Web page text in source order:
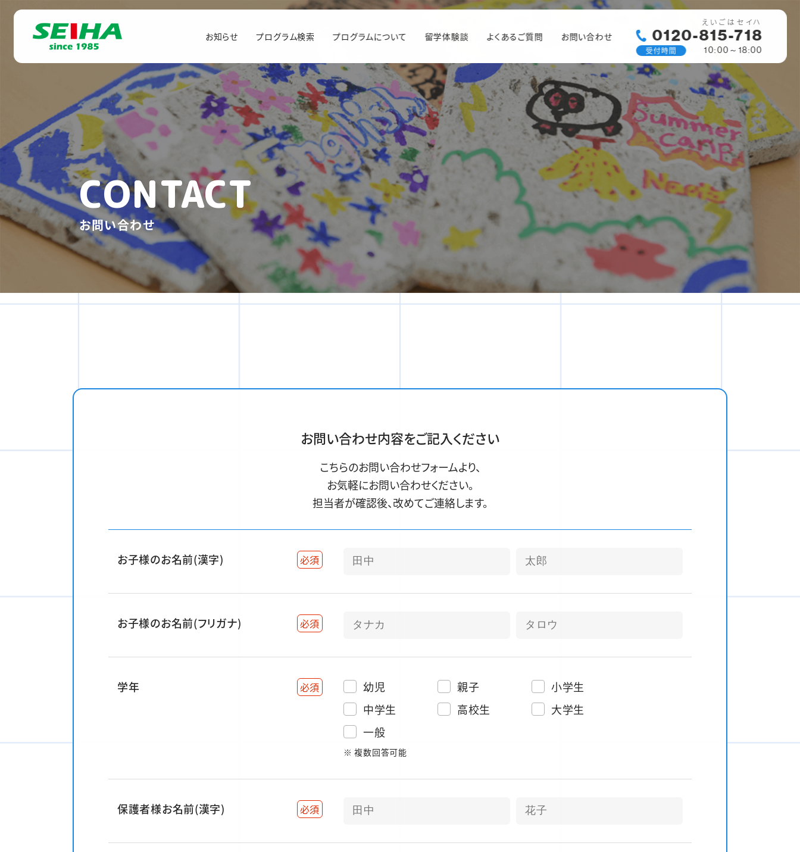
お知らせ プログラム検索 プログラムについて 留学体験談 よくあるご質問 お問い合わせ
えいごはセイハ
0120-815-718
受付時間 10:00～18:00
CONTACT
お問い合わせ
お問い合わせ内容をご記入ください
こちらのお問い合わせフォームより、
お気軽にお問い合わせください。
担当者が確認後、改めてご連絡します。
お子様のお名前(漢字) 必須
お子様のお名前(フリガナ) 必須
学年 必須 幼児 親子
小学生
中学生
高校生
大学生
一般
※ 複数回答可能
保護者様お名前(漢字) 必須